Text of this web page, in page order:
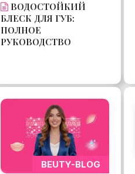
ВОДОСТОЙКИЙ
БЛЕСК ДЛЯ ГУБ:
ПОЛНОЕ
РУКОВОДСТВО
BEUTY-BLOG